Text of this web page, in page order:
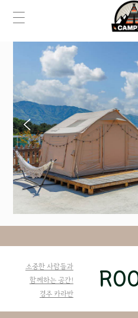
소중한 사람들과
함께하는 공간!
경주 카라반